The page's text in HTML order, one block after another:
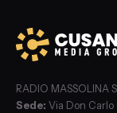
RADIO MASSOLINA
Sede: Via Don Carlo